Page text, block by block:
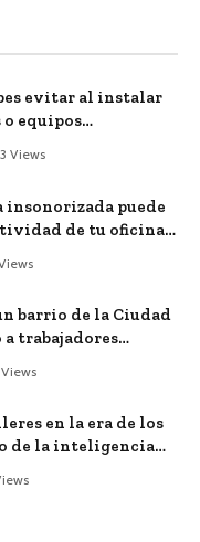
evitar al instalar
o equipos
empresa
Views
insonorizada puede
de tu oficina
barrio de la Ciudad
trabajadores
mundo
Views
en la era de los
de la inteligencia